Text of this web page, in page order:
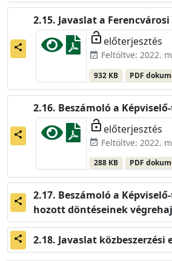
share
Javaslat a
lock_open előterjesztés
event_available Feltöltve: 2022.
932 KB PDF
share
Beszámoló a
lock_open előterjesztés
event_available Feltöltve: 2022.
288 KB PDF
share
Beszámoló a
hozott döntéseinek
share Javaslat